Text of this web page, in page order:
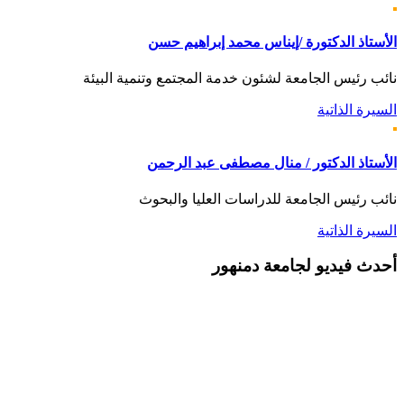
الأستاذ الدكتورة /إيناس محمد إبراهيم حسن
نائب رئيس الجامعة لشئون خدمة المجتمع وتنمية البيئة
السيرة الذاتية
الأستاذ الدكتور / منال مصطفى عبد الرحمن
نائب رئيس الجامعة للدراسات العليا والبحوث
السيرة الذاتية
أحدث فيديو لجامعة دمنهور